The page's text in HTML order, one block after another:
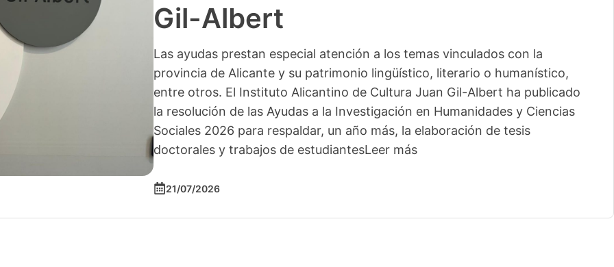
Gil-Albert
Las ayudas prestan especial atención a los temas vinculados con la
provincia de Alicante y su patrimonio lingüístico, literario o humanístico,
entre otros. El Instituto Alicantino de Cultura Juan Gil-Albert ha publicado
la resolución de las Ayudas a la Investigación en Humanidades y Ciencias
Sociales 2026 para respaldar, un año más, la elaboración de tesis
doctorales y trabajos de estudiantesLeer más
21/07/2026